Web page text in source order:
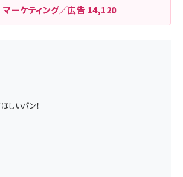
マーケティング／広告 14,120
しいパン！